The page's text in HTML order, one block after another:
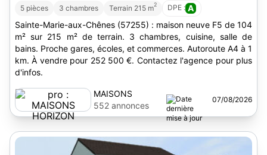
5 pièces 3 chambres Terrain 215 m2 DPE : A
Sainte-Marie-aux-Chênes (57255) : maison neuve F5 de 104
m² sur 215 m² de terrain. 3 chambres, cuisine, salle de
bains. Proche gares, écoles, et commerces. Autoroute A4 à 1
km. À vendre pour 252 500 €. Contactez l'agence pour plus
d'infos.
MAISONS
HORIZON
552 annonces
07/08/2026